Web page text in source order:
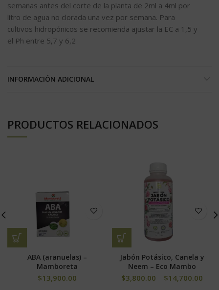
semanas antes del corte de la planta de 2ml a 4ml por
litro de agua no clorada una vez por semana. Para
cultivos hidropónicos se recomienda ajustar la EC a 1,5 y
el Ph entre 5,7 y 6,2
INFORMACIÓN ADICIONAL
PRODUCTOS RELACIONADOS
ABA (aranuelas) –
Mamboreta
$13,900.00
Jabón Potásico, Canela y
Neem – Eco Mambo
$3,800.00 – $14,700.00